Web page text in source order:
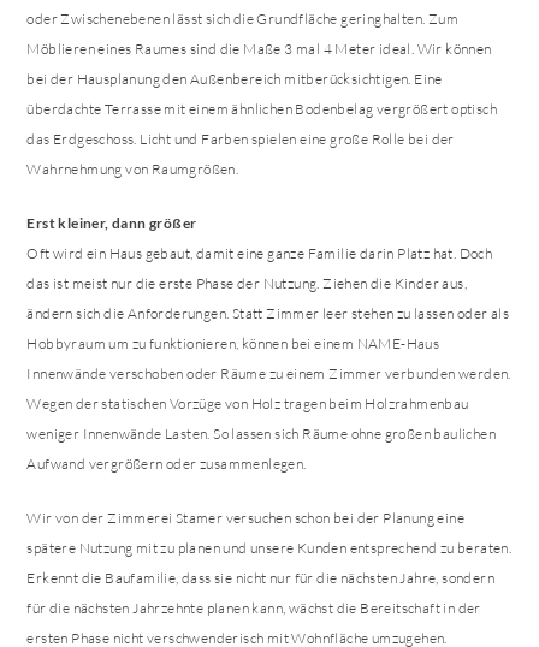
oder Zwischenebenen lässt sich die Grundfläche geringhalten. Zum
Möblieren eines Raumes sind die Maße 3 mal 4 Meter ideal. Wir können
bei der Hausplanung den Außenbereich mitberücksichtigen. Eine
überdachte Terrasse mit einem ähnlichen Bodenbelag vergrößert optisch
das Erdgeschoss. Licht und Farben spielen eine große Rolle bei der
Wahrnehmung von Raumgrößen.
Erst kleiner, dann größer
Oft wird ein Haus gebaut, damit eine ganze Familie darin Platz hat. Doch
das ist meist nur die erste Phase der Nutzung. Ziehen die Kinder aus,
ändern sich die Anforderungen. Statt Zimmer leer stehen zu lassen oder als
Hobbyraum um zu funktionieren, können bei einem NAME-Haus
Innenwände verschoben oder Räume zu einem Zimmer verbunden werden.
Wegen der statischen Vorzüge von Holz tragen beim Holzrahmenbau
weniger Innenwände Lasten. So lassen sich Räume ohne großen baulichen
Aufwand vergrößern oder zusammenlegen.
Wir von der Zimmerei Stamer versuchen schon bei der Planung eine
spätere Nutzung mit zu planen und unsere Kunden entsprechend zu beraten.
Erkennt die Baufamilie, dass sie nicht nur für die nächsten Jahre, sondern
für die nächsten Jahrzehnte planen kann, wächst die Bereitschaft in der
ersten Phase nicht verschwenderisch mit Wohnfläche umzugehen.